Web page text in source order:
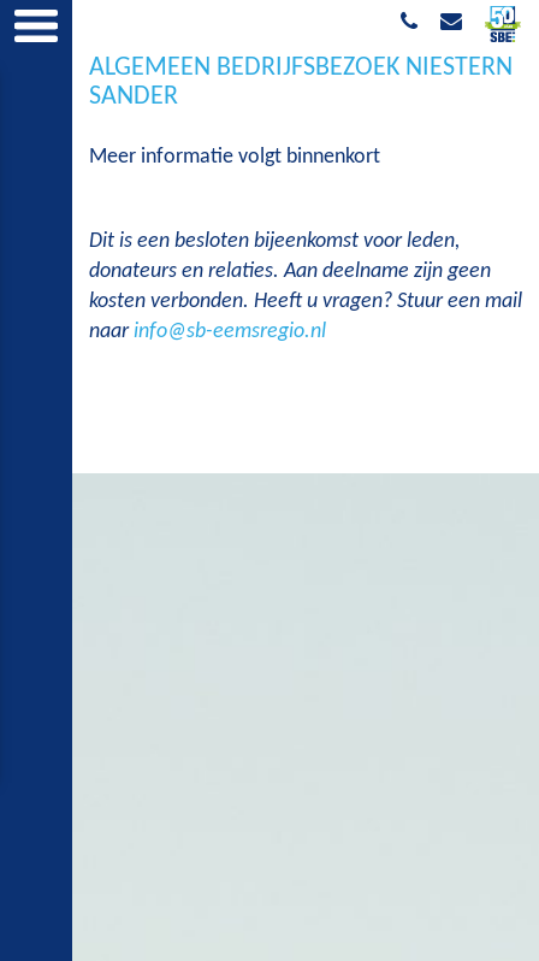
ALGEMEEN BEDRIJFSBEZOEK NIESTERN
SANDER
Meer informatie volgt binnenkort
Dit is een besloten bijeenkomst voor leden,
donateurs en relaties. Aan deelname zijn geen
kosten verbonden. Heeft u vragen? Stuur een mail
naarinfo@sb-eemsregio.nl